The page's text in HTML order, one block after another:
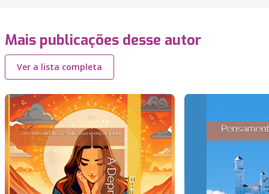
Mais publicações desse autor
Ver a lista completa